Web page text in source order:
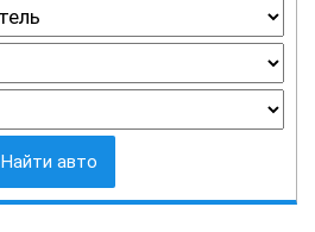
Найти авто